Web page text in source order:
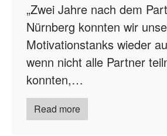
„Zwei Jahre nach dem
Nürnberg konnten wir
Motivationstanks wieder
wenn nicht alle Partner
konnten,…
Read more